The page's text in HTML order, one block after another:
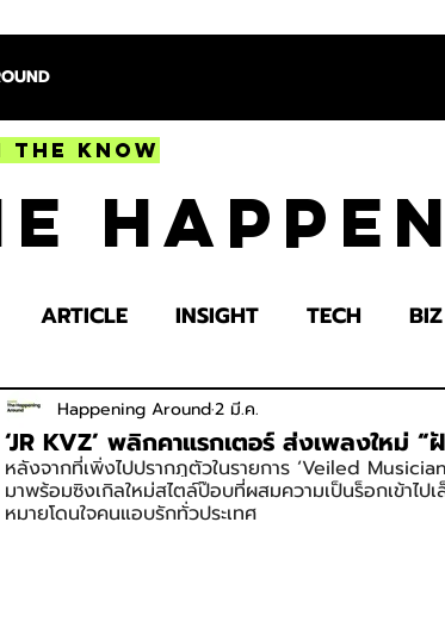
the Know
ARTICLE INSIGHT TECH BIZ
HEALTH
TRY
‘JR KVZ’ พลิกคาแรกเตอร์ ส่งเพลงใหม่
Happening Around2 มี.ค.
หลังจากที่เพิ่งไปปรากฏตัวในรายการ ‘Veiled
มาพร้อมซิงเกิลใหม่สไตล์ป๊อบที่ผสมความเป็นร็อกเข้าไ
หมายโดนใจคนแอบรักทั่วประเทศ